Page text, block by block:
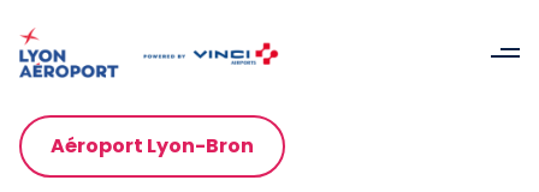
Aéroport Lyon-Bron